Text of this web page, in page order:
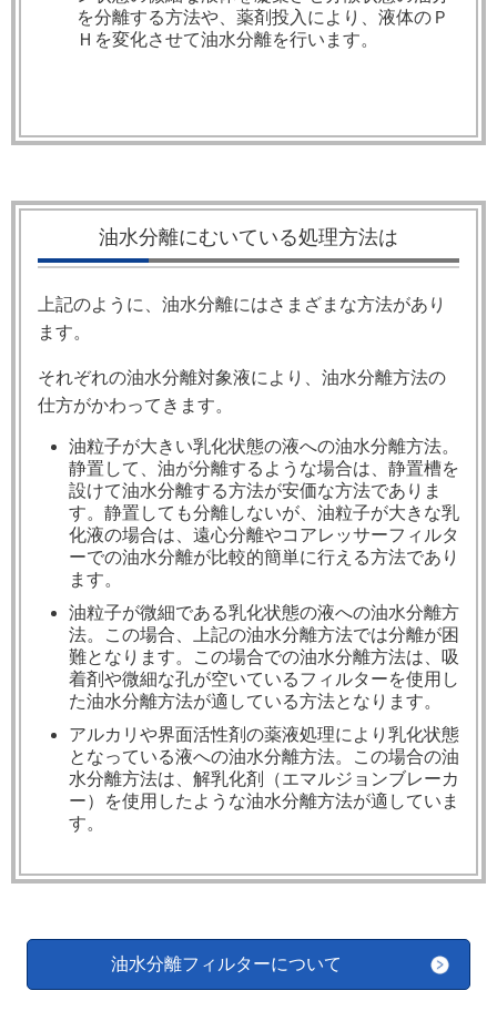
を分離する方法や、薬剤投入により、液体のＰ
Ｈを変化させて油水分離を行います。
油水分離にむいている処理方法は
上記のように、油水分離にはさまざまな方法があり
ます。
それぞれの油水分離対象液により、油水分離方法の
仕方がかわってきます。
油粒子が大きい乳化状態の液への油水分離方法。
静置して、油が分離するような場合は、静置槽を
設けて油水分離する方法が安価な方法でありま
す。静置しても分離しないが、油粒子が大きな乳
化液の場合は、遠心分離やコアレッサーフィルタ
ーでの油水分離が比較的簡単に行える方法であり
ます。
油粒子が微細である乳化状態の液への油水分離方
法。この場合、上記の油水分離方法では分離が困
難となります。この場合での油水分離方法は、吸
着剤や微細な孔が空いているフィルターを使用し
た油水分離方法が適している方法となります。
アルカリや界面活性剤の薬液処理により乳化状態
となっている液への油水分離方法。この場合の油
水分離方法は、解乳化剤（エマルジョンブレーカ
ー）を使用したような油水分離方法が適していま
す。
油水分離フィルターについて